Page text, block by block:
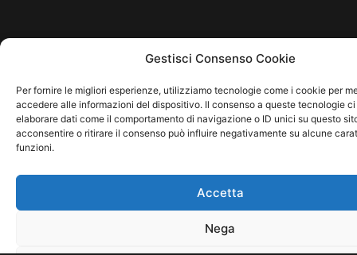
Gestisci Consenso Cookie
Per fornire le migliori esperienze, utilizziamo tecnologie come i cookie per
accedere alle informazioni del dispositivo. Il consenso a queste tecnologie
elaborare dati come il comportamento di navigazione o ID unici su questo
acconsentire o ritirare il consenso può influire negativamente su alcune
funzioni.
Accetta
Nega